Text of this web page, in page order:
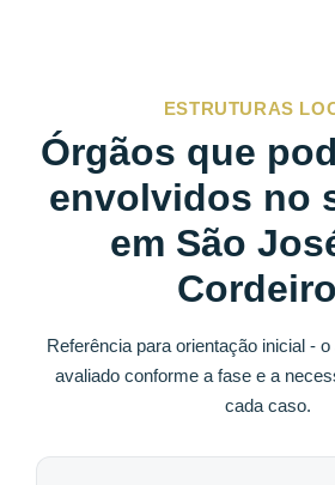
ESTRUTURAS
Órgãos que
envolvidos no
em São
Referência para orientação inicial -
avaliado conforme a fase e a
cada caso.